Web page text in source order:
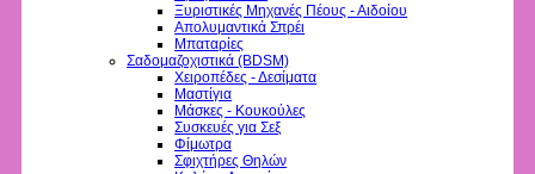
Ξυριστικές Μηχανές Πέους - Αιδοίου
Απολυμαντικά Σπρέι
Μπαταρίες
Σαδομαζοχιστικά (BDSM)
Χειροπέδες - Δεσίματα
Μαστίγια
Μάσκες - Κουκούλες
Συσκευές για Σεξ
Φίμωτρα
Σφιχτήρες Θηλών